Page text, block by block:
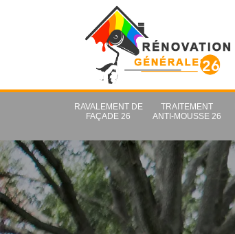
RAVALEMENT DE
FAÇADE 26
TRAITEMENT
ANTI-MOUSSE 26